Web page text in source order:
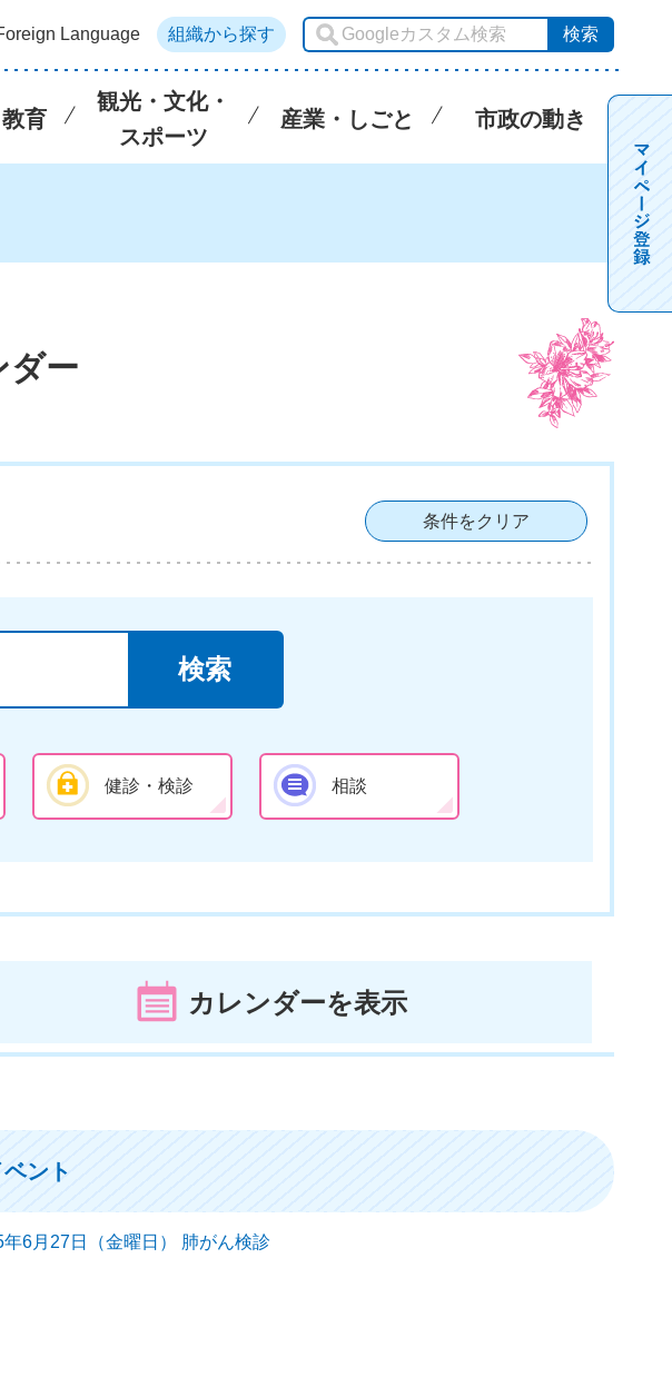
Language 組織から探す
育
観光・文化・
スポーツ
産業・しごと 市政の動き
ダー
条件をクリア
健診・検診 相談
カレンダーを表示
ント
6月27日（金曜日） 肺がん検診